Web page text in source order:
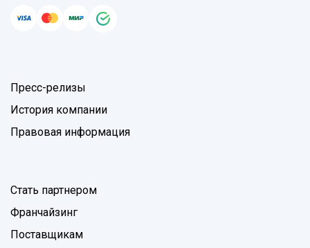
Пресс-релизы
История компании
Правовая информация
Стать партнером
Франчайзинг
Поставщикам